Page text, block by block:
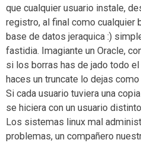
que cualquier usuario instale,
registro, al final como cualquier
base de datos jeraquica :)
fastidia. Imagiante un Oracle,
si los borras has de jado todo
haces un truncate lo dejas como
Si cada usuario tuviera una
se hiciera con un usuario
Los sistemas linux mal
problemas, un compañero